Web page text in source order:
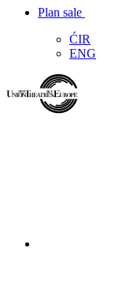
Plan sale
ĆIR
ENG